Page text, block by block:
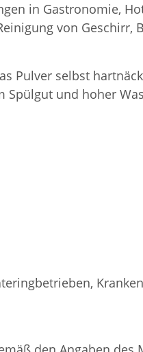
in Gastronomie,
von Geschirr,
selbst
Spülgut und hoher